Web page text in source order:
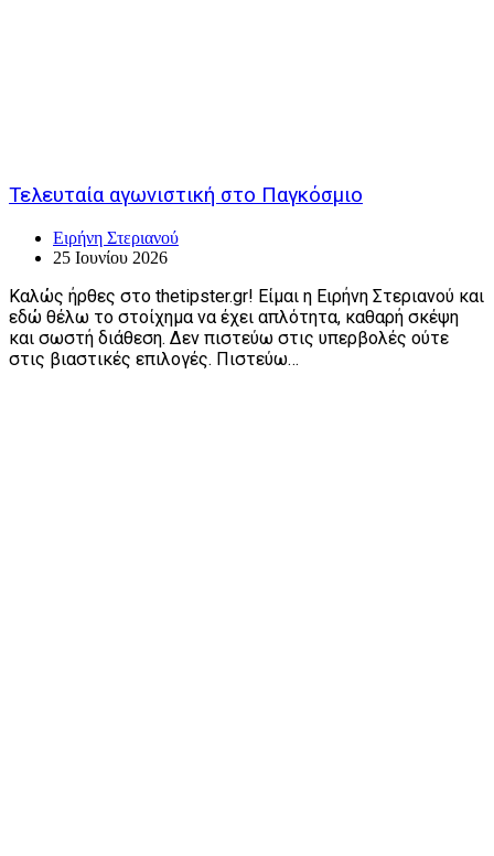
Τελευταία αγωνιστική στο Παγκόσμιο
Ειρήνη Στεριανού
25 Ιουνίου 2026
Καλώς ήρθες στο thetipster.gr! Είμαι η Ειρήνη Στεριανού και
εδώ θέλω το στοίχημα να έχει απλότητα, καθαρή σκέψη
και σωστή διάθεση. Δεν πιστεύω στις υπερβολές ούτε
στις βιαστικές επιλογές. Πιστεύω…